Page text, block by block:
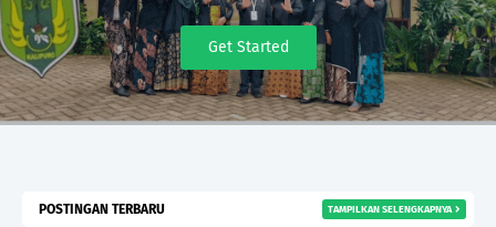
Get Started
POSTINGAN TERBARU TAMPILKAN SELENGKAPNYA